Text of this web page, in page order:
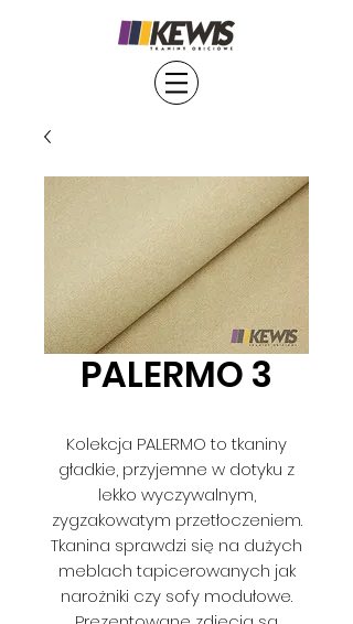
PALERMO 3
Kolekcja PALERMO to tkaniny
gładkie, przyjemne w dotyku z
lekko wyczywalnym,
zygzakowatym przetłoczeniem.
Tkanina sprawdzi się na dużych
meblach tapicerowanych jak
narożniki czy sofy modułowe.